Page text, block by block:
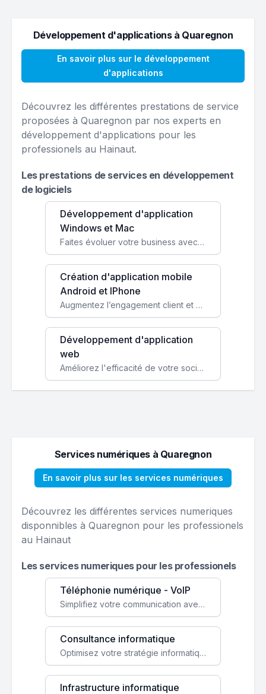
Développement d'applications à Quaregnon
En savoir plus sur le développement
d'applications
Découvrez les différentes prestations de service
proposées à Quaregnon par nos experts en
développement d'applications pour les
professionels au Hainaut.
Les prestations de services en développement
de logiciels
Développement d'application
Windows et Mac
Faites évoluer votre business avec des solutions logicielles personnalisées, parfaitement adaptées à vos besoins spécifiques.
Création d'application mobile
Android et IPhone
Augmentez l’engagement client et simplifiez vos processus avec une application mobile sur mesure, disponible sur iOS et Android.
Développement d'application
web
Améliorez l'efficacité de votre société avec une application web personnalisée accessible partout et tout le temps.
Services numériques à Quaregnon
En savoir plus sur les services numériques
Découvrez les différentes services numeriques
disponnibles à Quaregnon pour les professionels
au Hainaut
Les services numeriques pour les professionels
Téléphonie numérique - VoIP
Simplifiez votre communication avec une solution VoIP flexible, économique et adaptée à vos besoins professionnels.
Consultance informatique
Optimisez votre stratégie informatique avec l'expertise de nos consultants pour améliorer votre efficacité et sécurité.
Infrastructure informatique